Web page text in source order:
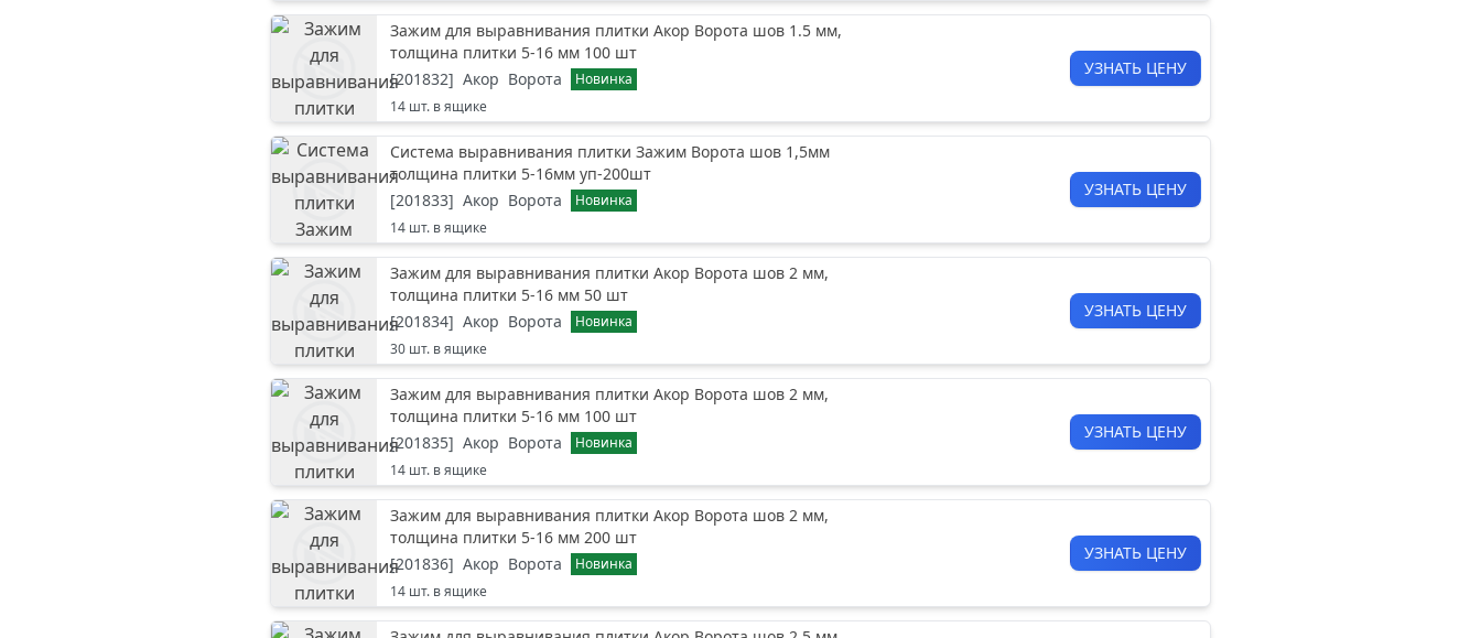
Зажим для выравнивания плитки Акор Ворота шов 1.5 мм,
толщина плитки 5-16 мм 100 шт
[201832] Акор Ворота
Новинка
14 шт. в ящике
УЗНАТЬ ЦЕНУ
Система выравнивания плитки Зажим Ворота шов 1,5мм
толщина плитки 5-16мм уп-200шт
[201833] Акор Ворота
Новинка
14 шт. в ящике
УЗНАТЬ ЦЕНУ
Зажим для выравнивания плитки Акор Ворота шов 2 мм,
толщина плитки 5-16 мм 50 шт
[201834] Акор Ворота
Новинка
30 шт. в ящике
УЗНАТЬ ЦЕНУ
Зажим для выравнивания плитки Акор Ворота шов 2 мм,
толщина плитки 5-16 мм 100 шт
[201835] Акор Ворота
Новинка
14 шт. в ящике
УЗНАТЬ ЦЕНУ
Зажим для выравнивания плитки Акор Ворота шов 2 мм,
толщина плитки 5-16 мм 200 шт
[201836] Акор Ворота
Новинка
14 шт. в ящике
УЗНАТЬ ЦЕНУ